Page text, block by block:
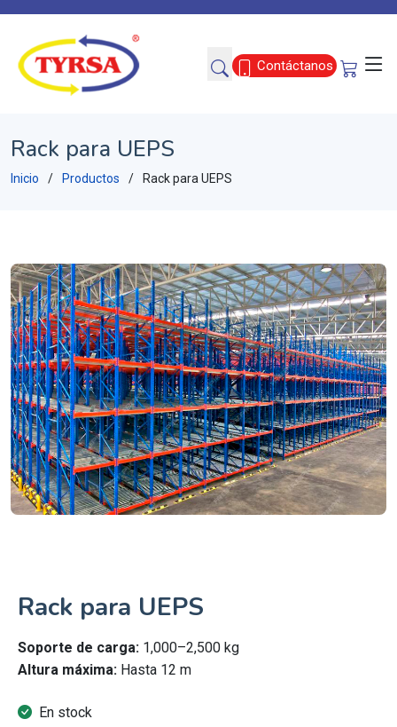
Contáctanos
Rack para UEPS
Inicio Productos Rack para UEPS
Rack para UEPS
Soporte de carga: 1,000–2,500 kg
Altura máxima: Hasta 12 m
En stock